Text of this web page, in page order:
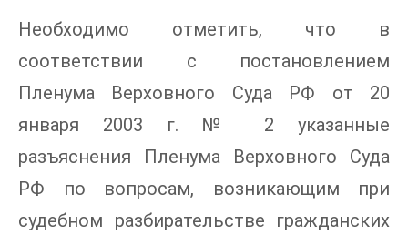
Необходимо отметить, что в
соответствии с постановлением
Пленума Верховного Суда РФ от 20
января 2003 г. № 2 указанные
разъяснения Пленума Верховного Суда
РФ по вопросам, возникающим при
судебном разбирательстве гражданских